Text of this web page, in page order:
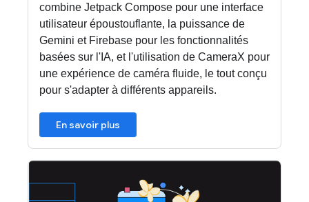
combine Jetpack Compose pour une interface
utilisateur époustouflante, la puissance de
Gemini et Firebase pour les fonctionnalités
basées sur l'IA, et l'utilisation de CameraX pour
une expérience de caméra fluide, le tout conçu
pour s'adapter à différents appareils.
En savoir plus